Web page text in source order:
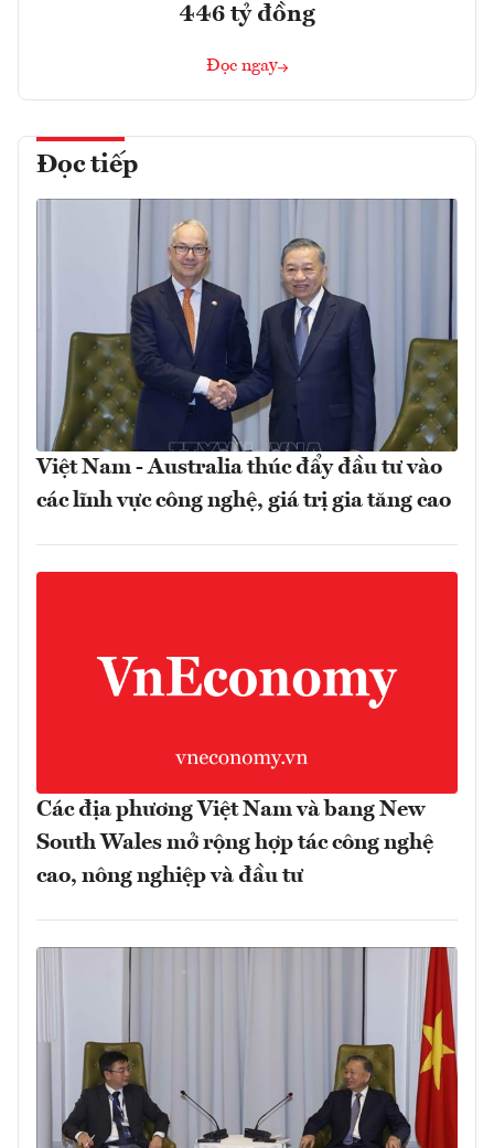
446 tỷ đồng
Đọc ngay
Đọc tiếp
Việt Nam - Australia thúc đẩy đầu tư vào
các lĩnh vực công nghệ, giá trị gia tăng cao
Các địa phương Việt Nam và bang New
South Wales mở rộng hợp tác công nghệ
cao, nông nghiệp và đầu tư